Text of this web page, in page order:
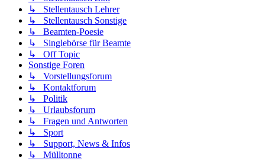
↳ Stellentausch Lehrer
↳ Stellentausch Sonstige
↳ Beamten-Poesie
↳ Singlebörse für Beamte
↳ Off Topic
Sonstige Foren
↳ Vorstellungsforum
↳ Kontaktforum
↳ Politik
↳ Urlaubsforum
↳ Fragen und Antworten
↳ Sport
↳ Support, News & Infos
↳ Mülltonne